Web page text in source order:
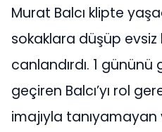
Murat Balcı klipte
sokaklara düşüp evsiz
canlandırdı. 1
geçiren Balcı’yı rol
imajıyla